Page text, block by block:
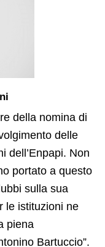
della nomina di
delle
dell’Enpapi. Non
portato a questo
sulla sua
le istituzioni ne
piena
Bartuccio”.